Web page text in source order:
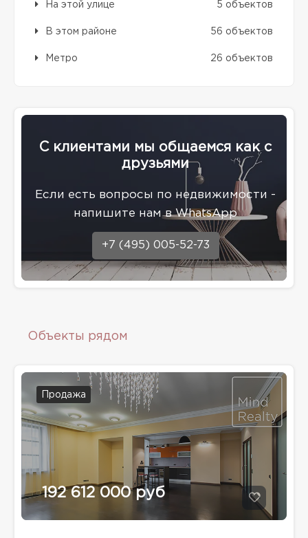
На этой улице 5 объектов
В этом районе 56 объектов
Метро 26 объектов
С клиентами мы общаемся как с
друзьями
Eсли есть вопросы по недвижимости -
напишите нам в WhatsApp
+7 (495) 005-52-73
Объекты рядом
Продажа
192 612 000 руб